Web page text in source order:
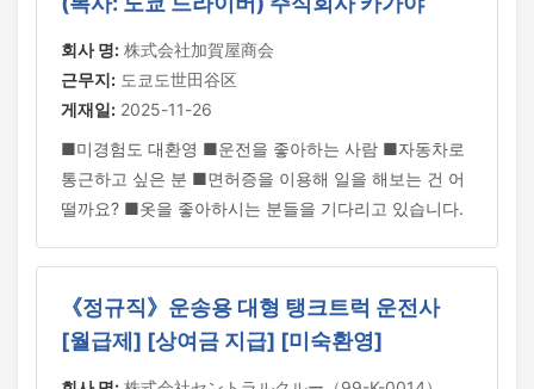
회사 명: 株式会社加賀屋商会
근무지: 도쿄도世田谷区
게재일: 2025-11-26
■미경험도 대환영 ■운전을 좋아하는 사람 ■자동차로
통근하고 싶은 분 ■면허증을 이용해 일을 해보는 건 어
떨까요? ■옷을 좋아하시는 분들을 기다리고 있습니다.
《정규직》운송용 대형 탱크트럭 운전사
[월급제] [상여금 지급] [미숙환영]